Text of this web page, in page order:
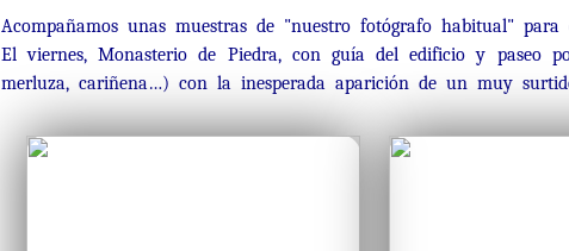
Acompañamos unas muestras de "nuestro fotógrafo habitual"
El viernes, Monasterio de Piedra, con guía del edificio y paseo
merluza, cariñena…) con la inesperada aparición de un muy